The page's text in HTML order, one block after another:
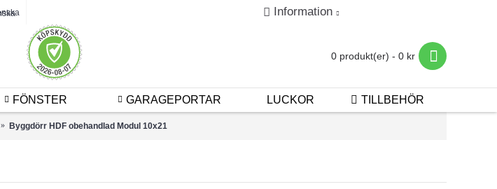
Information
0 produkt(er) - 0 kr
FÖNSTER GARAGEPORTAR LUCKOR TILLBEHÖR
Byggdörr HDF obehandlad Modul 10x21